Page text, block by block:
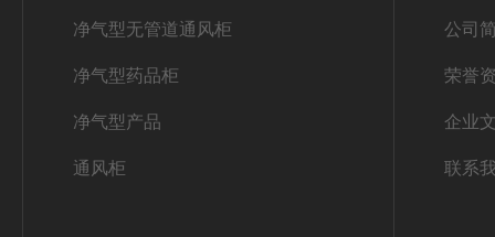
净气型无管道通风柜
净气型药品柜
净气型产品
通风柜
公司
荣誉
企业
联系